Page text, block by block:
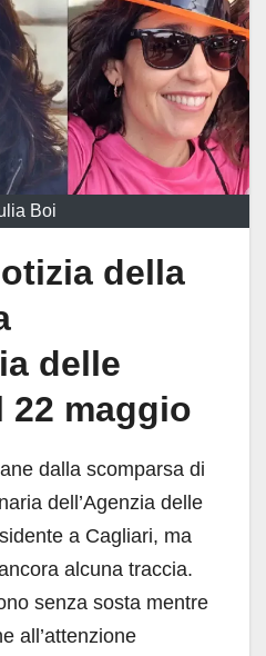
Boi
della
delle
22 maggio
dalla scomparsa di
dell’Agenzia delle
a Cagliari, ma
alcuna traccia.
senza sosta mentre
all’attenzione